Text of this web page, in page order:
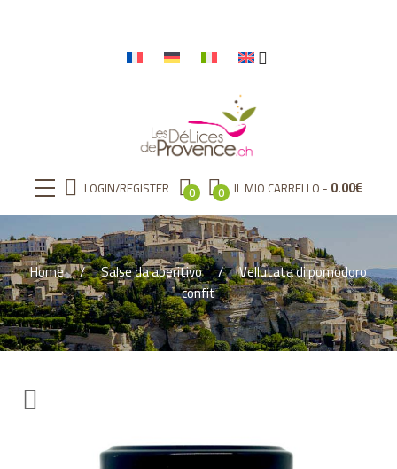
LOGIN/REGISTER 0 0 IL MIO CARRELLO 0.00€
Home Salse da aperitivo
Vellutata di pomodoro
confit